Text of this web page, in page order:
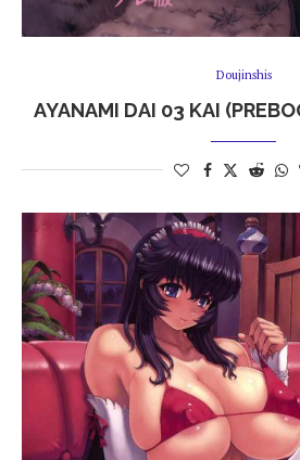
Doujinshis
AYANAMI DAI 03 KAI